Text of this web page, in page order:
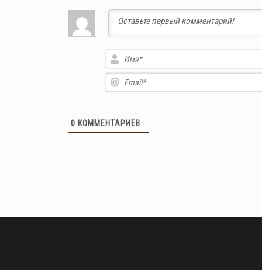
0 КОММЕНТАРИЕВ